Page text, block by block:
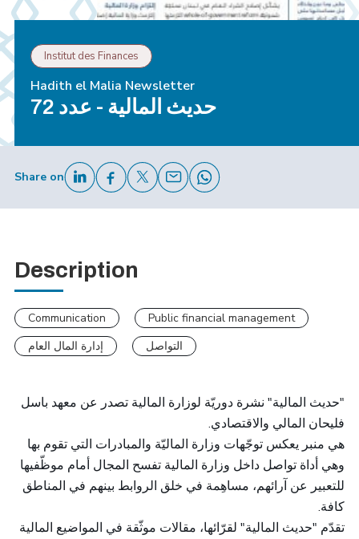
Institut des Finances
Hadith el Malia Newsletter
حديث المالية - عدد 72
Share on
Description
Communication
Public financial management
إدارة المال العام
التواصل
"حديث المالية" نشرة دوريّة لوزارة المالية تصدر عن معهد باسل
فليحان المالي والاقتصادي.
هي منبر يعكس توجّهات وزارة الماليّة والمبادرات التي تقوم بها
وهي أداة تواصل داخل وزارة المالية تفسح المجال أمام موظّفيها
للتعبير عن آرائهم، مساهِمة في خلق الروابط بينهم في المناطق
كافة.
تقدّم "حديث المالية" لقرّائها، مقالات موثّقة في المواضيع المالية